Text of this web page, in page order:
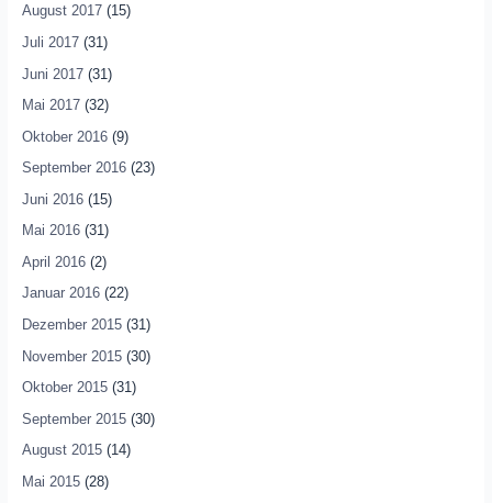
August 2017(15)
Juli 2017(31)
Juni 2017(31)
Mai 2017(32)
Oktober 2016(9)
September 2016(23)
Juni 2016(15)
Mai 2016(31)
April 2016(2)
Januar 2016(22)
Dezember 2015(31)
November 2015(30)
Oktober 2015(31)
September 2015(30)
August 2015(14)
Mai 2015(28)